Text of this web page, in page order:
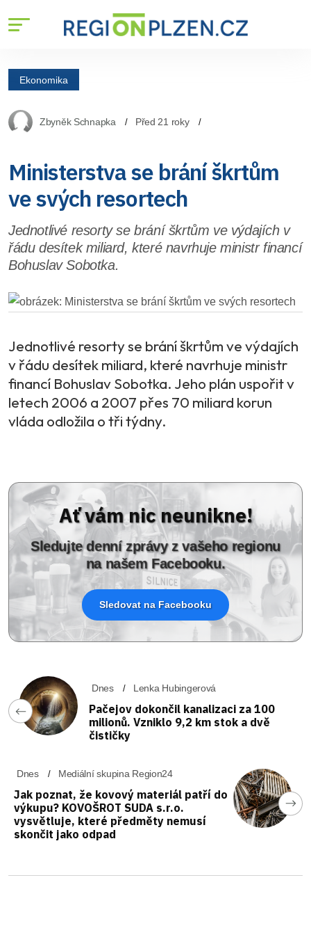
Ekonomika
Zbyněk Schnapka Před 21 roky
Ministerstva se brání škrtům
ve svých resortech
Jednotlivé resorty se brání škrtům ve výdajích v
řádu desítek miliard, které navrhuje ministr financí
Bohuslav Sobotka.
Jednotlivé resorty se brání škrtům ve výdajích
v řádu desítek miliard, které navrhuje ministr
financí Bohuslav Sobotka. Jeho plán uspořit v
letech 2006 a 2007 přes 70 miliard korun
vláda odložila o tři týdny.
Ať vám nic neunikne!
Sledujte denní zprávy z vašeho regionu
na našem Facebooku.
Sledovat na Facebooku
Dnes Lenka Hubingerová
Pačejov dokončil kanalizaci za 100
milionů. Vzniklo 9,2 km stok a dvě
čističky
Dnes Mediální skupina Region24
Jak poznat, že kovový materiál patří do
výkupu? KOVOŠROT SUDA s.r.o.
vysvětluje, které předměty nemusí
skončit jako odpad